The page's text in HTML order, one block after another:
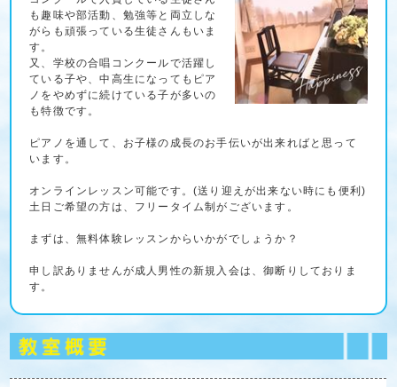
も趣味や部活動、勉強等と両立しな
がらも頑張っている生徒さんもいま
す。
又、学校の合唱コンクールで活躍し
ている子や、中高生になってもピア
ノをやめずに続けている子が多いの
も特徴です。
ピアノを通して、お子様の成長のお手伝いが出来ればと思って
います。
オンラインレッスン可能です。(送り迎えが出来ない時にも便利)
土日ご希望の方は、フリータイム制がございます。
まずは、無料体験レッスンからいかがでしょうか？
申し訳ありませんが成人男性の新規入会は、御断りしておりま
す。